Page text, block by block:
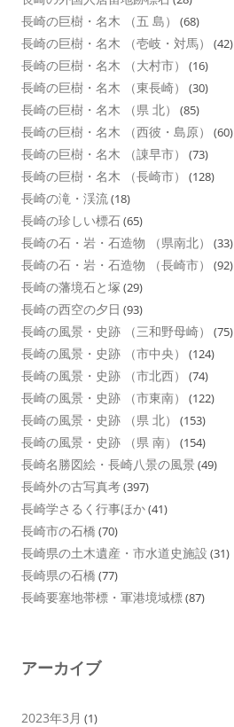
長崎の巨樹・名木 （五 島） (68)
長崎の巨樹・名木 （壱岐・対馬） (42)
長崎の巨樹・名木 （大村市） (16)
長崎の巨樹・名木 （東長崎） (30)
長崎の巨樹・名木 （県 北） (85)
長崎の巨樹・名木 （西彼・島原） (60)
長崎の巨樹・名木 （諌早市） (73)
長崎の巨樹・名木 （長崎市） (128)
長崎の滝・渓流(18)
長崎の珍しい標石(65)
長崎の石・岩・石造物 （県南北） (33)
長崎の石・岩・石造物 （長崎市） (92)
長崎の藩境石と塚 (29)
長崎の西空の夕日 (93)
長崎の風景・史跡 （三和野母崎） (75)
長崎の風景・史跡 （市中央） (124)
長崎の風景・史跡 （市北西） (74)
長崎の風景・史跡 （市東南） (122)
長崎の風景・史跡 （県 北） (153)
長崎の風景・史跡 （県 南） (154)
長崎名勝図絵・長崎八景の風景 (49)
長崎外の古写真考(397)
長崎学さるく行事ほか(41)
長崎市の石橋 (70)
長崎県の土木遺産・市水道史施設 (31)
長崎県の石橋 (77)
長崎要塞地帯標・軍港境域標(87)
アーカイブ
2023年3月 (1)